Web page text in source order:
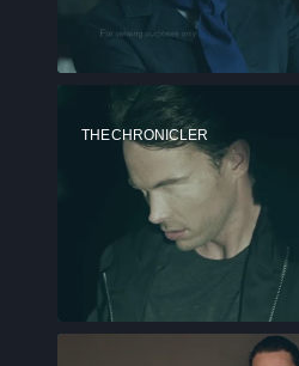
THE CHRONICLER